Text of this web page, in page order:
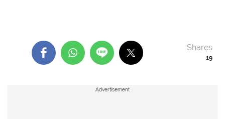
19
Shares
Advertisement